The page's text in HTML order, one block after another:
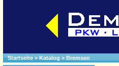
Startseite»Katalog » Bremsen